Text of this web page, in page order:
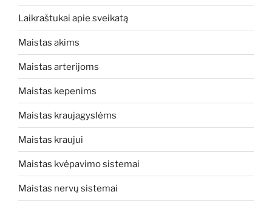
Laikraštukai apie sveikatą
Maistas akims
Maistas arterijoms
Maistas kepenims
Maistas kraujagyslėms
Maistas kraujui
Maistas kvėpavimo sistemai
Maistas nervų sistemai